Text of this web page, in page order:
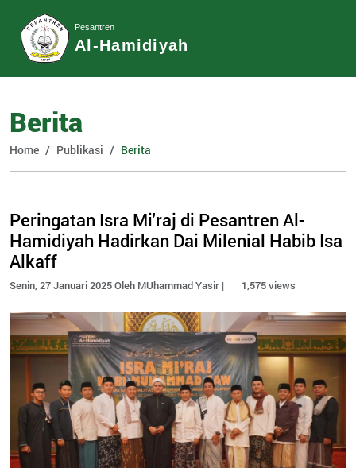
Pesantren
Al-Hamidiyah
Berita
Home Publikasi Berita
Peringatan Isra Mi'raj di Pesantren Al-
Hamidiyah Hadirkan Dai Milenial Habib Isa
Alkaff
Senin, 27 Januari 2025 Oleh MUhammad Yasir | 1,575 views